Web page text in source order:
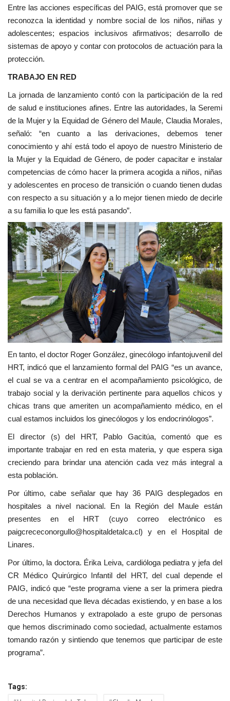
Entre las acciones específicas del PAIG, está promover que se
reconozca la identidad y nombre social de los niños, niñas y
adolescentes; espacios inclusivos afirmativos; desarrollo de
sistemas de apoyo y contar con protocolos de actuación para la
protección.
TRABAJO EN RED
La jornada de lanzamiento contó con la participación de la red
de salud e instituciones afines. Entre las autoridades, la Seremi
de la Mujer y la Equidad de Género del Maule, Claudia Morales,
señaló: “en cuanto a las derivaciones, debemos tener
conocimiento y ahí está todo el apoyo de nuestro Ministerio de
la Mujer y la Equidad de Género, de poder capacitar e instalar
competencias de cómo hacer la primera acogida a niños, niñas
y adolescentes en proceso de transición o cuando tienen dudas
con respecto a su situación y a lo mejor tienen miedo de decirle
a su familia lo que les está pasando”.
En tanto, el doctor Roger González, ginecólogo infantojuvenil del
HRT, indicó que el lanzamiento formal del PAIG “es un avance,
el cual se va a centrar en el acompañamiento psicológico, de
trabajo social y la derivación pertinente para aquellos chicos y
chicas trans que ameriten un acompañamiento médico, en el
cual estamos incluidos los ginecólogos y los endocrinólogos”.
El director (s) del HRT, Pablo Gacitúa, comentó que es
importante trabajar en red en esta materia, y que espera siga
creciendo para brindar una atención cada vez más integral a
esta población.
Por último, cabe señalar que hay 36 PAIG desplegados en
hospitales a nivel nacional. En la Región del Maule están
presentes en el HRT (cuyo correo electrónico es
paigcrececonorgullo@hospitaldetalca.cl) y en el Hospital de
Linares.
Por último, la doctora. Érika Leiva, cardióloga pediatra y jefa del
CR Médico Quirúrgico Infantil del HRT, del cual depende el
PAIG, indicó que “este programa viene a ser la primera piedra
de una necesidad que lleva décadas existiendo, y en base a los
Derechos Humanos y extrapolado a este grupo de personas
que hemos discriminado como sociedad, actualmente estamos
tomando razón y sintiendo que tenemos que participar de este
programa”.
Tags: